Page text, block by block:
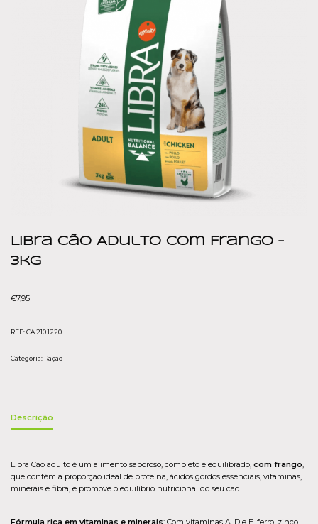
Libra Cão Adulto com Frango –
3kg
€7,95
REF:CA.210.1220
Categoria: Ração
Descrição
Libra Cão adulto é um alimento saboroso, completo e equilibrado, com frango,
que contém a proporção ideal de proteína, ácidos gordos essenciais, vitaminas,
minerais e fibra, e promove o equilíbrio nutricional do seu cão.
Fórmula rica em vitaminas e minerais: Com vitaminas A, D e E, ferro, zinco,